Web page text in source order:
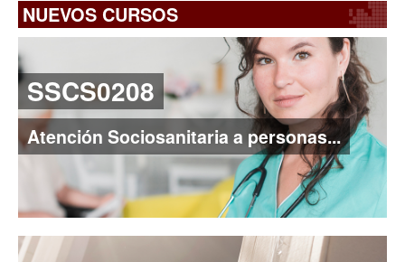
NUEVOS CURSOS
SSCS0208
Atención Sociosanitaria a personas...